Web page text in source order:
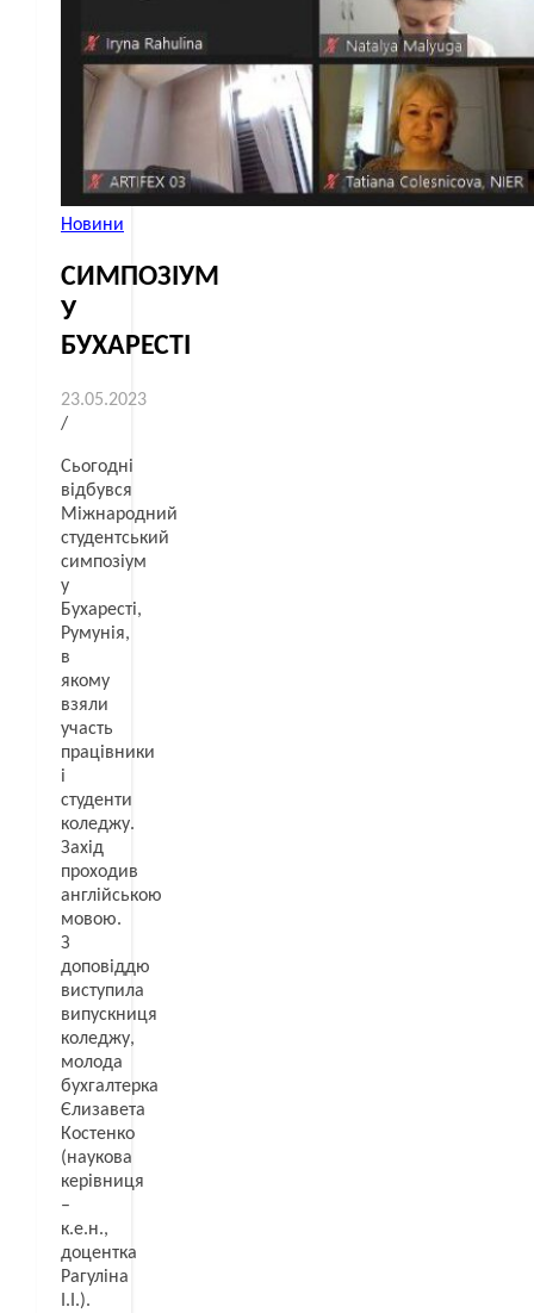
Новини
СИМПОЗІУМ
У
БУХАРЕСТІ
23.05.2023
/
Сьогодні
відбувся
Міжнародний
студентський
симпозіум
у
Бухаресті,
Румунія,
в
якому
взяли
участь
працівники
і
студенти
коледжу.
Захід
проходив
англійською
мовою.
З
доповіддю
виступила
випускниця
коледжу,
молода
бухгалтерка
Єлизавета
Костенко
(наукова
керівниця
–
к.е.н.,
доцентка
Рагуліна
І.І.).